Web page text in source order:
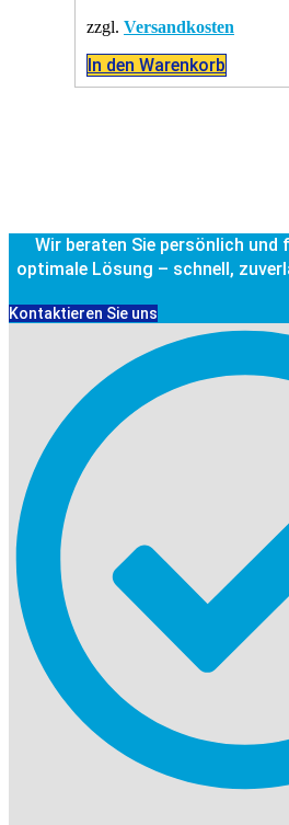
zzgl. Versandkosten
In den Warenkorb
Wir beraten Sie persönlich und
optimale Lösung – schnell,
Kontaktieren Sie uns